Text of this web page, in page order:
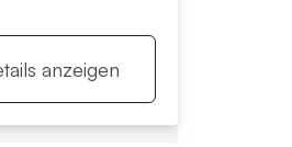
anzeigen